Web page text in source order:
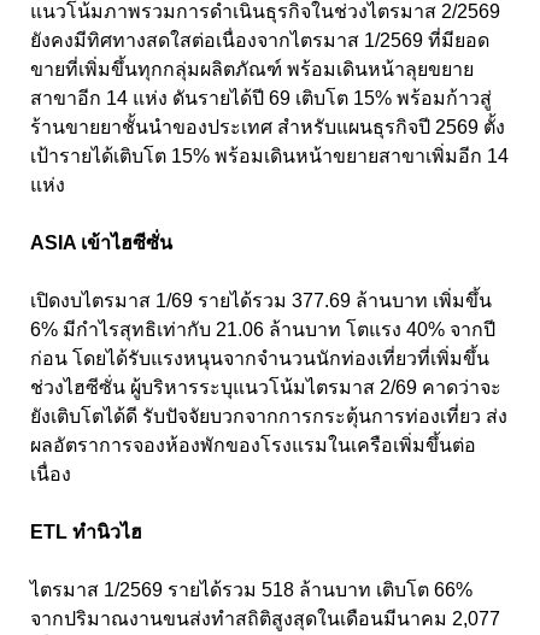
แนวโน้มภาพรวมการดำเนินธุรกิจในช่วงไตรมาส 2/2569
ยังคงมีทิศทางสดใสต่อเนื่องจากไตรมาส 1/2569 ที่มียอด
ขายที่เพิ่มขึ้นทุกกลุ่มผลิตภัณฑ์ พร้อมเดินหน้าลุยขยาย
สาขาอีก 14 แห่ง ดันรายได้ปี 69 เติบโต 15% พร้อมก้าวสู่
ร้านขายยาชั้นนำของประเทศ สำหรับแผนธุรกิจปี 2569 ตั้ง
เป้ารายได้เติบโต 15% พร้อมเดินหน้าขยายสาขาเพิ่มอีก 14
แห่ง
ASIA เข้าไฮซีซั่น
เปิดงบไตรมาส 1/69 รายได้รวม 377.69 ล้านบาท เพิ่มขึ้น
6% มีกำไรสุทธิเท่ากับ 21.06 ล้านบาท โตแรง 40% จากปี
ก่อน โดยได้รับแรงหนุนจากจำนวนนักท่องเที่ยวที่เพิ่มขึ้น
ช่วงไฮซีซั่น ผู้บริหารระบุแนวโน้มไตรมาส 2/69 คาดว่าจะ
ยังเติบโตได้ดี รับปัจจัยบวกจากการกระตุ้นการท่องเที่ยว ส่ง
ผลอัตราการจองห้องพักของโรงแรมในเครือเพิ่มขึ้นต่อ
เนื่อง
ETL ทำนิวไฮ
ไตรมาส 1/2569 รายได้รวม 518 ล้านบาท เติบโต 66%
จากปริมาณงานขนส่งทำสถิติสูงสุดในเดือนมีนาคม 2,077